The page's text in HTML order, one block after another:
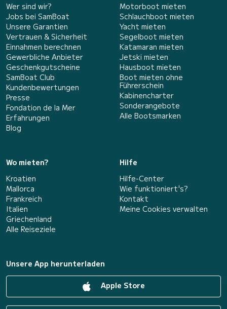
Wer sind wir?
Jobs bei SamBoat
Unsere Garantien
Vertrauen & Sicherheit
Einnahmen berechnen
Gewerbliche Anbieter
Geschenkgutscheine
SamBoat Club
Kundenbewertungen
Presse
Fondation de la Mer
Erfahrungen
Blog
Motorboot mieten
Schlauchboot mieten
Yacht mieten
Segelboot mieten
Katamaran mieten
Jetski mieten
Hausboot mieten
Boot mieten ohne
Führerschein
Kabinencharter
Sonderangebote
Alle Bootsmarken
Wo mieten?
Kroatien
Mallorca
Frankreich
Italien
Griechenland
Alle Reiseziele
Hilfe
Hilfe-Center
Wie funktioniert's?
Kontakt
Meine Cookies verwalten
Unsere App herunterladen
Apple Store